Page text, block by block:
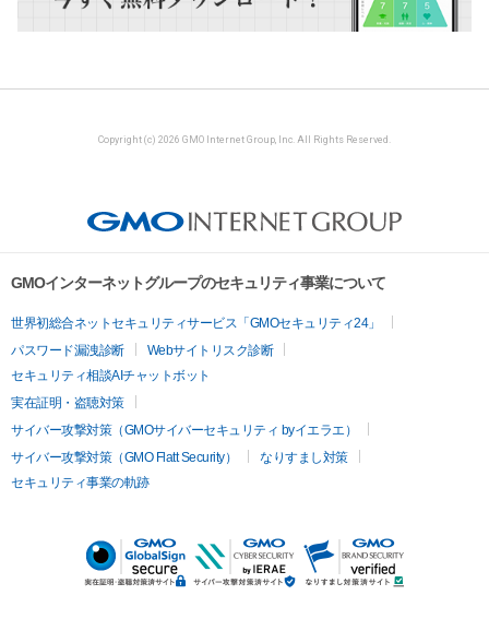
Copyright (c) 2026 GMO Internet Group, Inc. All Rights Reserved.
GMOインターネットグループのセキュリティ事業について
世界初総合ネットセキュリティサービス「GMOセキュリティ24」
パスワード漏洩診断
Webサイトリスク診断
セキュリティ相談AIチャットボット
実在証明・盗聴対策
サイバー攻撃対策（GMOサイバーセキュリティ byイエラエ）
サイバー攻撃対策（GMO Flatt Security）
なりすまし対策
セキュリティ事業の軌跡